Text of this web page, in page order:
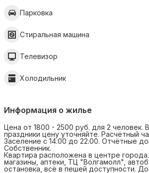
Парковка
Стиральная машина
Телевизор
Холодильник
Информация о жилье
Цена от 1800 - 2500 руб. для 2 человек.
праздники цену уточняйте. Расчётный
Заселение с 14.00 до 22.00. Отчётные
Собственник.
Квартира расположена в центре
магазины, аптеки, ТЦ "Волгамолл",
остановка, всё в пешей доступности. До